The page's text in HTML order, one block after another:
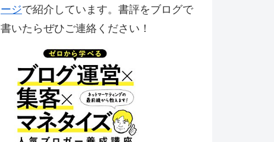
ージで紹介しています。書評をブログで
書いたらぜひご連絡ください！